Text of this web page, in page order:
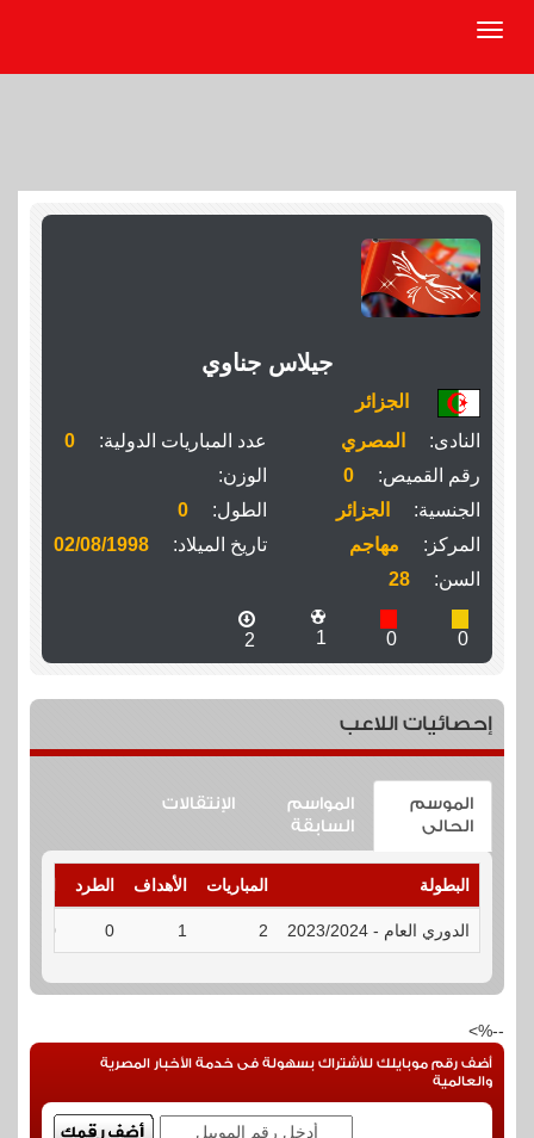
جيلاس جناوي
الجزائر
النادى:
المصري عدد المباريات الدولية:
0
رقم القميص:
0
الوزن:
الجنسية:
الجزائر الطول:
0
المركز:
مهاجم تاريخ الميلاد:
02/08/1998
السن:
28
0
0
1
2
إحصائيات اللاعب
الموسم
الحالى
المواسم
السابقة
الإنتقالات
البطولة المباريات الأهداف الطرد
الدوري العام - 2023/2024 2
1
0
0
--%>
أضف رقم موبايلك للأشتراك بسهولة فى خدمة الأخبار المصرية
والعالمية